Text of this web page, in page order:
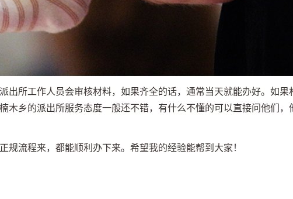
出所工作人员会审核材料，如果齐全的话，通常当天就能办好。如果
木乡的派出所服务态度一般还不错，有什么不懂的可以直接问他们，
规流程来，都能顺利办下来。希望我的经验能帮到大家！